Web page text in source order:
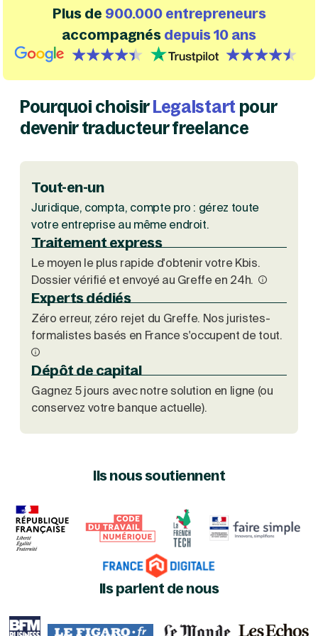
Toutes les modifications
Je souhaite être accompagné
LS Compta
Création d'EURL
Création de SARL
Création de SAS
Aides à la création d’entreprise
Ouverture compte pro
Fermeture d’une entreprise
Création d'entreprise
{id=3, name=google, label=google,
Plus de 900.000 entrepreneurs
accompagnés depuis 10 ans
{id=1, name='trustpilot',
Pourquoi choisirLegalstartpour
devenir traducteur freelance
Tout-en-un
Juridique, compta, compte pro : gérez toute
votre entreprise au même endroit.
Traitement express
Le moyen le plus rapide d'obtenir votre Kbis.
Dossier vérifié et envoyé au Greffe en 24h.
Experts dédiés
Zéro erreur, zéro rejet du Greffe. Nos juristes-
formalistes basés en France s'occupent de tout.
Dépôt de capital
Gagnez 5 jours avec notre solution en ligne (ou
conservez votre banque actuelle).
Ils nous soutiennent
Ils parlent de nous